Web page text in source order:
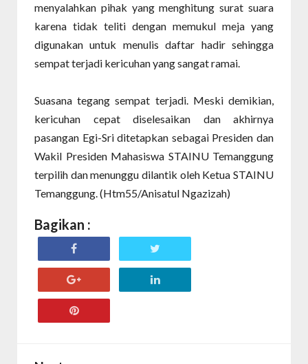
menyalahkan pihak yang menghitung surat suara
karena tidak teliti dengan memukul meja yang
digunakan untuk menulis daftar hadir sehingga
sempat terjadi kericuhan yang sangat ramai.
Suasana tegang sempat terjadi. Meski demikian,
kericuhan cepat diselesaikan dan akhirnya
pasangan Egi-Sri ditetapkan sebagai Presiden dan
Wakil Presiden Mahasiswa STAINU Temanggung
terpilih dan menunggu dilantik oleh Ketua STAINU
Temanggung. (Htm55/Anisatul Ngazizah)
Bagikan :